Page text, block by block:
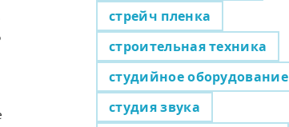
стрейч пленка
строительная техника
студийное оборудование
студия звука